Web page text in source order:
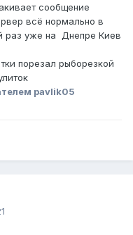
сообщение
всё нормально в
раз уже на Днепре Киев
порезал рыборезкой
pavlik05